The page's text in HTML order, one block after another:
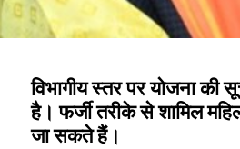
विभागीय स्तर पर योजना की
है। फर्जी तरीके से शामिल
जा सकते हैं।